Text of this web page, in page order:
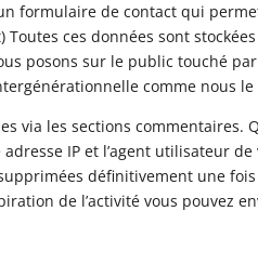
formulaire de contact qui
Toutes ces données sont
posons sur le public touché
comme nous
via les sections
IP et l’agent utilisateur
définitivement une
de l’activité vous pouvez